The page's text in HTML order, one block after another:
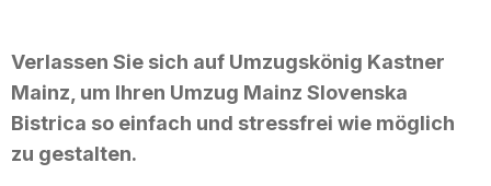
Verlassen Sie sich auf Umzugskönig Kastner
Mainz, um Ihren Umzug Mainz Slovenska
Bistrica so einfach und stressfrei wie möglich
zu gestalten.